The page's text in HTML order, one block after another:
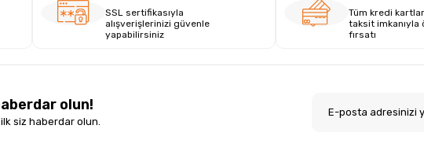
SSL sertifikasıyla
alışverişlerinizi güvenle
yapabilirsiniz
Tüm kredi
taksit imkanıyla
fırsatı
olun!
siz haberdar olun.